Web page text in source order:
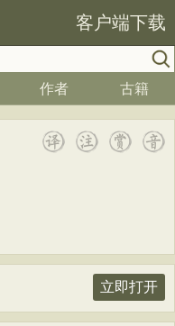
客户端下载
作者 古籍
立即打开